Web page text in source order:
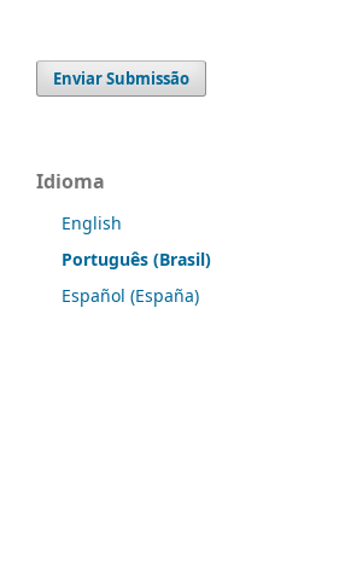
Enviar Submissão
Idioma
English
Português (Brasil)
Español (España)